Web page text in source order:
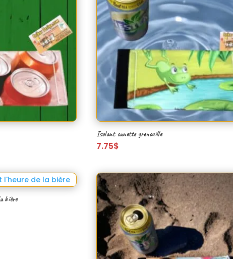
Isolant canette grenouille
7.75$
bière